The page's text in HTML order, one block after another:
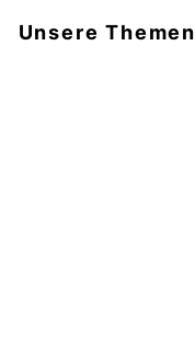
Unsere Themen